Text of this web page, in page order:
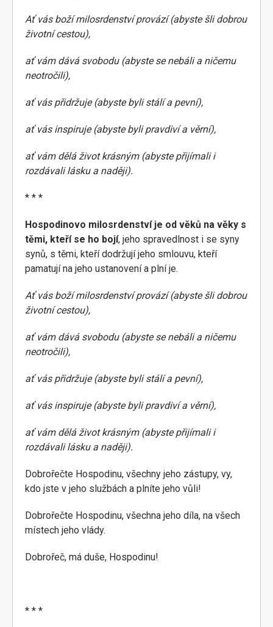
Ať vás boží milosrdenství provází (abyste šli dobrou
životní cestou),
ať vám dává svobodu (abyste se nebáli a ničemu
neotročili),
ať vás přidržuje (abyste byli stálí a pevní),
ať vás inspiruje (abyste byli pravdiví a věrní),
ať vám dělá život krásným (abyste přijímali i
rozdávali lásku a naději).
* * *
Hospodinovo milosrdenství je od věků na věky s
těmi, kteří se ho bojí, jeho spravedlnost i se syny
synů, s těmi, kteří dodržují jeho smlouvu, kteří
pamatují na jeho ustanovení a plní je.
Ať vás boží milosrdenství provází (abyste šli dobrou
životní cestou),
ať vám dává svobodu (abyste se nebáli a ničemu
neotročili),
ať vás přidržuje (abyste byli stálí a pevní),
ať vás inspiruje (abyste byli pravdiví a věrní),
ať vám dělá život krásným (abyste přijímali i
rozdávali lásku a naději).
Dobrořečte Hospodinu, všechny jeho zástupy, vy,
kdo jste v jeho službách a plníte jeho vůli!
Dobrořečte Hospodinu, všechna jeho díla, na všech
místech jeho vlády.
Dobrořeč, má duše, Hospodinu!
* * *